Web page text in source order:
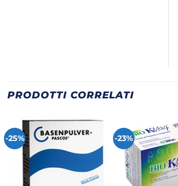
PRODOTTI CORRELATI
-25% -23%